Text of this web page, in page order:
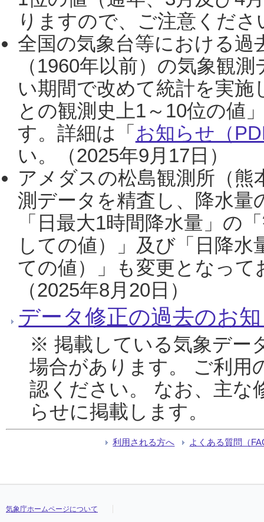
りますので、ご注意くだ
全国の気象台等における過
（1960年以前）の気象観
い期間で改めて統計を実
との観測史上1～10位の値
す。詳細は「 お知らせ（
い。（2025年9月17日）
アメダスの松島観測所（熊
測データを精査し、降水
「日最大1時間降水量」の
しての値）」及び「日降
ての値）」も変更となっ
（2025年8月20日）
データ修正の過去のお
※ 掲載している気象デー
場合があります。 ご利用
認ください。 なお、主な
らせに掲載します。
利用される方へ よくある質問（
気象庁ホームページについて